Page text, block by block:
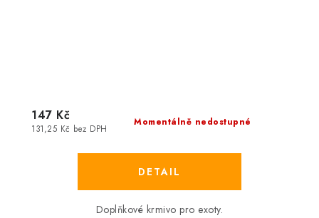
Momentálně nedostupné
131,25 Kč bez DPH
147 Kč
Doplňkové krmivo pro exoty.